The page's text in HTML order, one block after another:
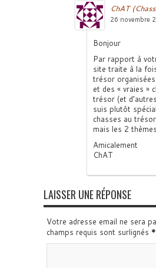
ChAT
26 novembre
Bonjour
Par rapport à
site traite à la
trésor
et des « vraies »
trésor (et
suis plutôt
chasses au
mais les 2
Amicalement
ChAT
LAISSER UNE RÉPONSE
Votre adresse email ne sera
champs requis sont surlignés *